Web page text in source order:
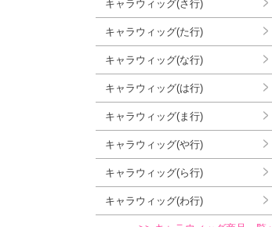
キャラウィッグ(さ行)
キャラウィッグ(た行)
キャラウィッグ(な行)
キャラウィッグ(は行)
キャラウィッグ(ま行)
キャラウィッグ(や行)
キャラウィッグ(ら行)
キャラウィッグ(わ行)